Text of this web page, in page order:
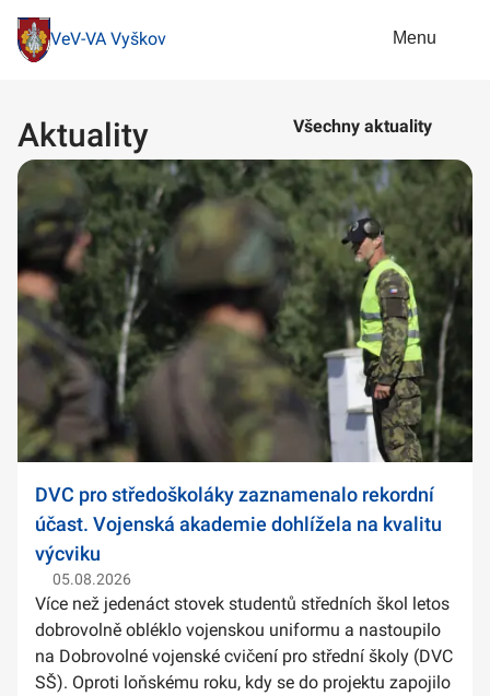
VeV-VA Vyškov Menu
Aktuality Všechny aktuality
DVC pro středoškoláky zaznamenalo rekordní
účast. Vojenská akademie dohlížela na kvalitu
výcviku
05.08.2026
Více než jedenáct stovek studentů středních škol letos
dobrovolně obléklo vojenskou uniformu a nastoupilo
na Dobrovolné vojenské cvičení pro střední školy (DVC
SŠ). Oproti loňskému roku, kdy se do projektu zapojilo